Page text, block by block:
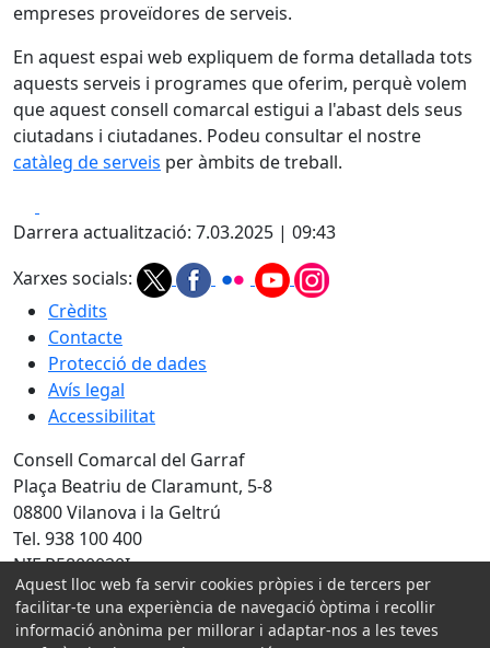
empreses proveïdores de serveis.
En aquest espai web expliquem de forma detallada tots
aquests serveis i programes que oferim, perquè volem
que aquest consell comarcal estigui a l'abast dels seus
ciutadans i ciutadanes. Podeu consultar el nostre
catàleg de serveis per àmbits de treball.
Darrera actualització: 7.03.2025 | 09:43
Xarxes socials:
Crèdits
Contacte
Protecció de dades
Avís legal
Accessibilitat
Consell Comarcal del Garraf
Plaça Beatriu de Claramunt, 5-8
08800 Vilanova i la Geltrú
Tel. 938 100 400
NIF P5800020I
Amb la col·laboració de:
Aquest lloc web fa servir cookies pròpies i de tercers per
facilitar-te una experiència de navegació òptima i recollir
informació anònima per millorar i adaptar-nos a les teves